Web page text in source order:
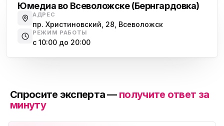
Юмедиа во Всеволожске (Бернгардовка)
АДРЕС
пр. Христиновский, 28, Всеволожск
РЕЖИМ РАБОТЫ
с 10:00 до 20:00
Спросите эксперта — получите ответ за
минуту